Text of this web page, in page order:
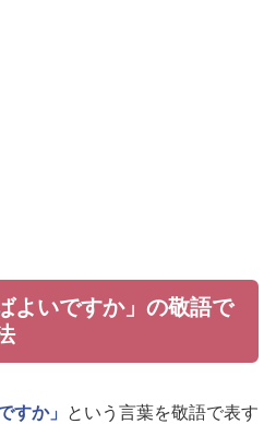
よいですか」の敬語で
すか」
という言葉を敬語で表す